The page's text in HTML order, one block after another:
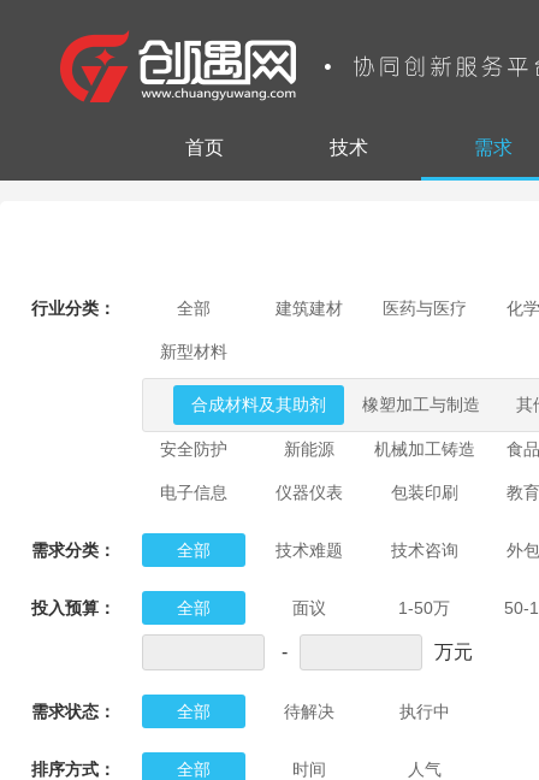
首页 技术 需求
行业分类： 全部 建筑建材 医药与医疗 化
新型材料
合成材料及其助剂 橡塑加工与制造 其
安全防护 新能源 机械加工铸造 食
电子信息 仪器仪表 包装印刷 教
需求分类： 全部 技术难题 技术咨询 外
投入预算： 全部 面议 1-50万 50-
- 万元
需求状态： 全部 待解决 执行中
排序方式： 全部 时间 人气